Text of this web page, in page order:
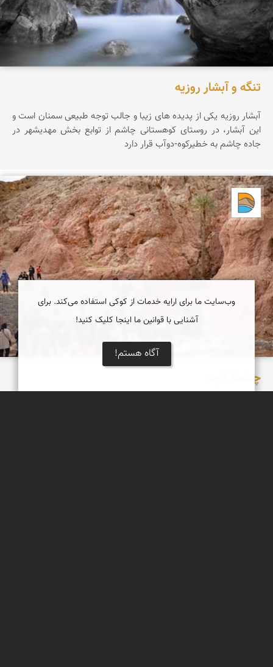
تنگه و آبشار روزیه
آبشار روزيه يکی از پديده های زيبا و جالب توجه طبيعی سمنان است و
اين آبشار، در روستای کوهستانی چاشم از توابع بخش مهديشهر در
جاده چاشم به خطیرکوه-دوآب قرار دارد
دریاچه کویر
چشمۀ گرمه
وب‌سایت ما برای ارایه خدمات از کوکی استفاده می‌کند. برای
آشنایی با قوانین ما اینجا کلیک کنید!
آگاه هستم!